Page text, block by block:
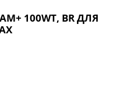
100WT, BR ДЛЯ